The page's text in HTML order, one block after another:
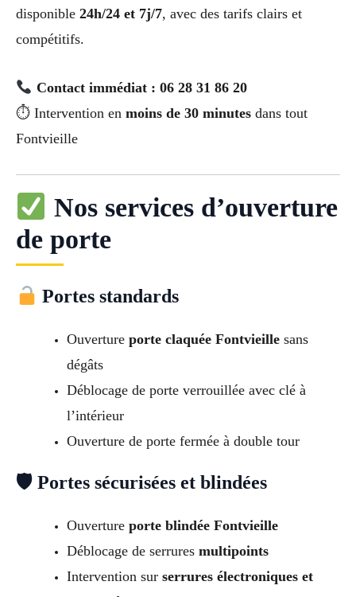
disponible 24h/24 et 7j/7, avec des tarifs clairs et
compétitifs.
Contact immédiat : 06 28 31 86 20
⏱ Intervention en moins de 30 minutes dans tout
Fontvieille
Nos services d’ouverture
de porte
Portes standards
Ouverture porte claquée Fontvieillesans
dégâts
Déblocage de porte verrouillée avec clé à
l’intérieur
Ouverture de porte fermée à double tour
🛡 Portes sécurisées et blindées
Ouverture porte blindée Fontvieille
Déblocage de serrures multipoints
Intervention sur serrures électroniques et